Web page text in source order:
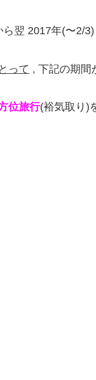
翌 2017年(〜2/
って , 下記の期間
位旅行(裕気取り)